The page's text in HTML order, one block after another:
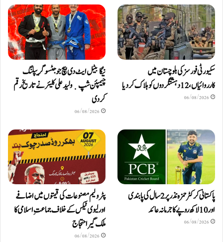
سکیورٹی فورسز کی بلوچستان میں
کارروائیاں، 12 دہشتگردوں کو ہلاک کردیا
06/08/2026
نیگا بیٹل ایٹ دی بیچ جوجٹسو گریپلنگ
چیمپئن شپ ٜ ولید علی کلیئر نے تاریخ رقم
کر دی
06/08/2026
پاکستانی کرکٹر حمزہ نذر پر 2 سال کی پابندی
اور 10 لاکھ روپےکا جرمانہ عائد
06/08/2026
پٹرولیم مصنوعات کی قیمتوں میں اضافے
اور لیوی ٹیکس کے خلاف جماعتِ اسلامی کا
ملک گیر احتجاج
06/08/2026